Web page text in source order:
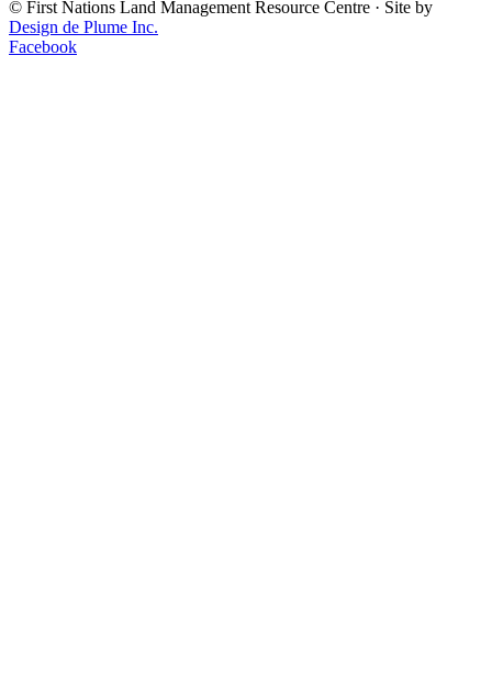
© First Nations Land Management Resource Centre · Site by
Design de Plume Inc.
Facebook